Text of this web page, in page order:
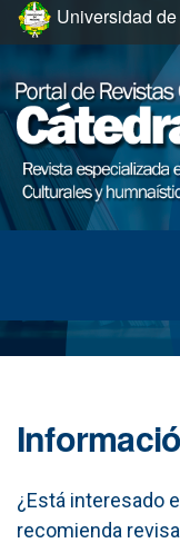
Ir al menú de
Ir al contenido
Ir al pie de página
Universidad
Menú
¿Está interesado
recomienda